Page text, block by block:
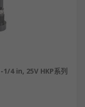
4 in, 25V HKP系列